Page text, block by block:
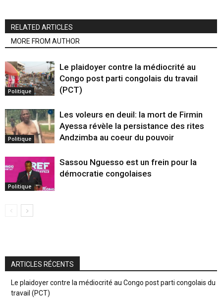
RELATED ARTICLES
MORE FROM AUTHOR
Politique
Le plaidoyer contre la médiocrité au
Congo post parti congolais du travail
(PCT)
Politique
Les voleurs en deuil: la mort de Firmin
Ayessa révèle la persistance des rites
Andzimba au coeur du pouvoir
Politique
Sassou Nguesso est un frein pour la
démocratie congolaises
ARTICLES RÉCENTS
Le plaidoyer contre la médiocrité au Congo post parti congolais du
travail (PCT)